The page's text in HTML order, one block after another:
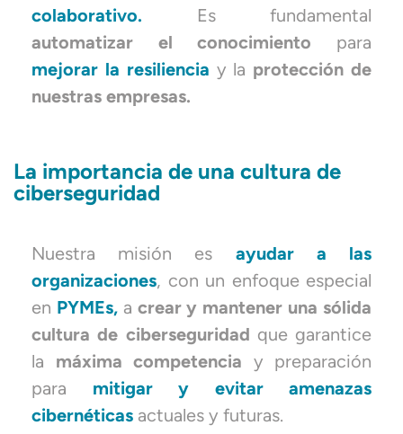
colaborativo.
Es fundamental
automatizar el conocimiento para
mejorar la resiliencia y la protección de
nuestras empresas.
La importancia de una cultura de
ciberseguridad
Nuestra misión es ayudar a las
organizaciones, con un enfoque especial
en PYMEs,a crear y mantener una sólida
cultura de ciberseguridad que garantice
la máxima competencia y preparación
para mitigar y evitar amenazas
cibernéticas actuales y futuras.